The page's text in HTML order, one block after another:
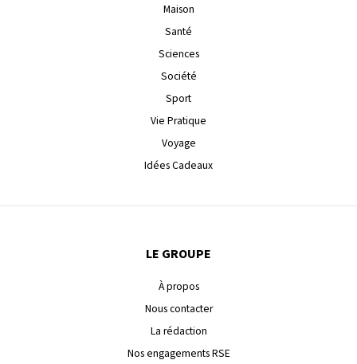
Maison
Santé
Sciences
Société
Sport
Vie Pratique
Voyage
Idées Cadeaux
LE GROUPE
À propos
Nous contacter
La rédaction
Nos engagements RSE